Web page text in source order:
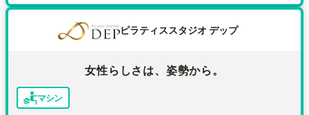
ピラティススタジオ デップ
女性らしさは、姿勢から。
マシン